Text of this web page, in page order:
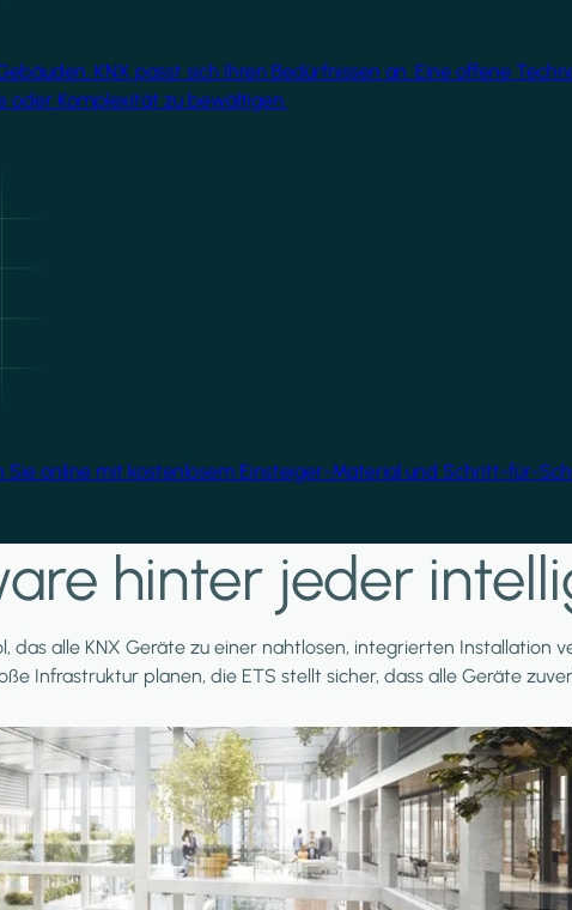
KNX passt sich Ihren Bedürfnissen an. Eine offene
oder Komplexität zu bewältigen.
Sie online mit kostenlosem Einsteiger-Material und Schritt-für-
hinter jeder
das alle KNX Geräte zu einer nahtlosen, integrierten
Infrastruktur planen, die ETS stellt sicher, dass alle Geräte